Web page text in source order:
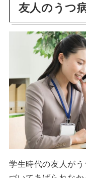
友人のうつ
学生時代の友人が